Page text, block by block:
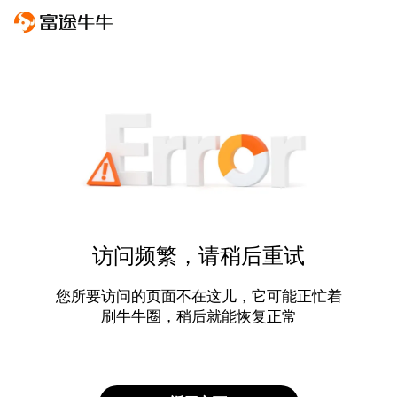
访问频繁，请稍后重试
您所要访问的页面不在这儿，它可能正忙着
刷牛牛圈，稍后就能恢复正常